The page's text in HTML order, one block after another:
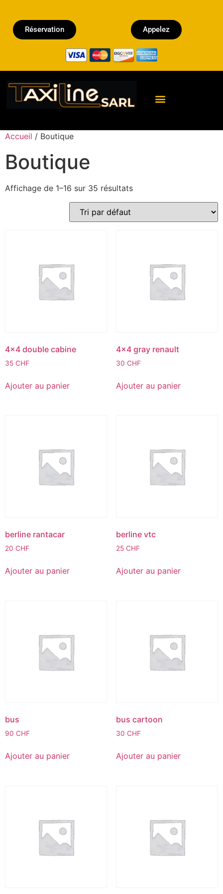
Réservation Appelez
Accueil / Boutique
Boutique
Affichage de 1–16 sur 35 résultats
4×4 double cabine
35 CHF
Ajouter au panier
4×4 gray renault
30 CHF
Ajouter au panier
berline rantacar
20 CHF
Ajouter au panier
berline vtc
25 CHF
Ajouter au panier
bus
90 CHF
Ajouter au panier
bus cartoon
30 CHF
Ajouter au panier